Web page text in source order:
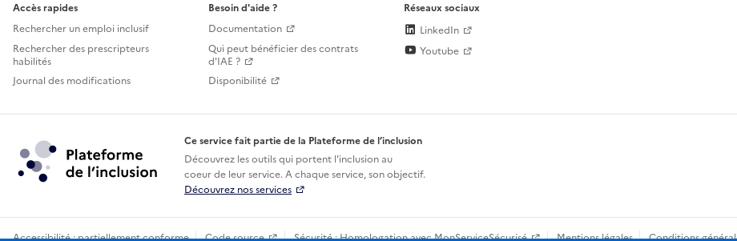
Accès rapides
Rechercher un emploi inclusif
Rechercher des prescripteurs
habilités
Journal des modifications
Besoin d'aide ?
Documentation
Qui peut bénéficier des contrats
d'IAE ?
Disponibilité
Réseaux sociaux
LinkedIn
Youtube
Ce service fait partie de la Plateforme de l’inclusion
Découvrez les outils qui portent l'inclusion au
coeur de leur service. A chaque service, son objectif.
Découvrez nos services
Accessibilité : partiellement conforme Code source Sécurité : Homologation avec MonServiceSécurisé Mentions légales Conditions